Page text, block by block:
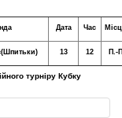
Дата Час
13 12 П.-
турніру Кубку